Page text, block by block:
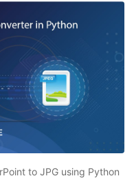
to JPG using Python